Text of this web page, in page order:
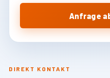
DIREKT KONTAKT
Anfrage